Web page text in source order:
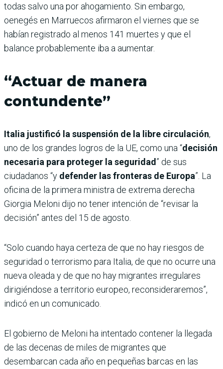
todas salvo una por ahogamiento. Sin embargo,
oenegés en Marruecos afirmaron el viernes que se
habían registrado al menos 141 muertes y que el
balance probablemente iba a aumentar.
“Actuar de manera
contundente”
Italia justificó la suspensión de la libre circulación,
uno de los grandes logros de la UE, como una “decisión
necesaria para proteger la seguridad” de sus
ciudadanos “y defender las fronteras de Europa”. La
oficina de la primera ministra de extrema derecha
Giorgia Meloni dijo no tener intención de “revisar la
decisión” antes del 15 de agosto.
“Solo cuando haya certeza de que no hay riesgos de
seguridad o terrorismo para Italia, de que no ocurre una
nueva oleada y de que no hay migrantes irregulares
dirigiéndose a territorio europeo, reconsideraremos”,
indicó en un comunicado.
El gobierno de Meloni ha intentado contener la llegada
de las decenas de miles de migrantes que
desembarcan cada año en pequeñas barcas en las